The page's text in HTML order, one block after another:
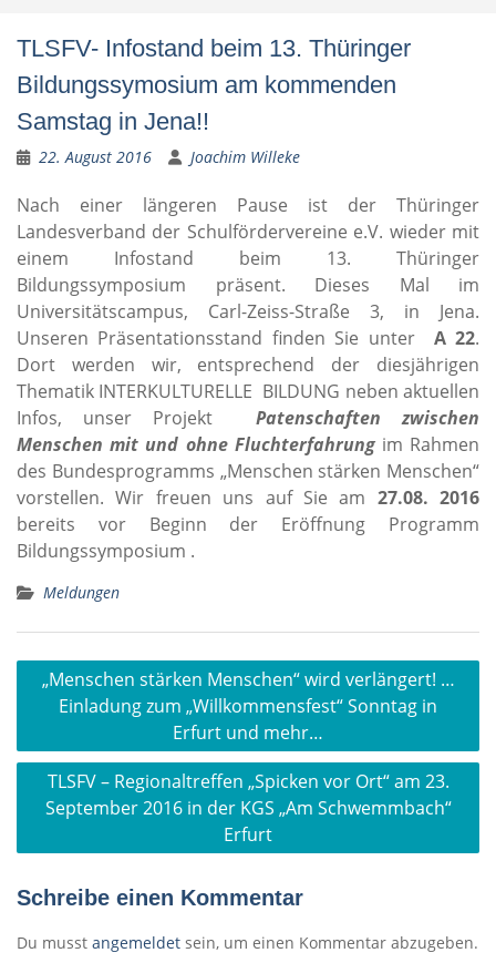
TLSFV- Infostand beim 13. Thüringer
Bildungssymosium am kommenden
Samstag in Jena!!
22. August 2016 Joachim Willeke
Nach einer längeren Pause ist der Thüringer
Landesverband der Schulfördervereine e.V. wieder mit
einem Infostand beim 13. Thüringer
Bildungssymposium präsent. Dieses Mal im
Universitätscampus, Carl-Zeiss-Straße 3, in Jena.
Unseren Präsentationsstand finden Sie unter A 22.
Dort werden wir, entsprechend der diesjährigen
Thematik INTERKULTURELLE BILDUNG neben aktuellen
Infos, unser Projekt Patenschaften zwischen
Menschen mit und ohne Fluchterfahrung im Rahmen
des Bundesprogramms „Menschen stärken Menschen“
vorstellen. Wir freuen uns auf Sie am 27.08. 2016
bereits vor Beginn der Eröffnung Programm
Bildungssymposium .
Meldungen
Beitragsnavigation
„Menschen stärken Menschen“ wird verlängert! …
Einladung zum „Willkommensfest“ Sonntag in
Erfurt und mehr…
TLSFV – Regionaltreffen „Spicken vor Ort“ am 23.
September 2016 in der KGS „Am Schwemmbach“
Erfurt
Schreibe einen Kommentar
Du musst angemeldet sein, um einen Kommentar abzugeben.